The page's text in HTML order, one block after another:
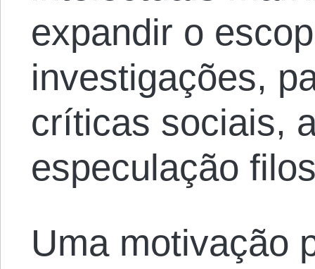
expandir o
investigações,
críticas sociais,
especulação
Uma motivação